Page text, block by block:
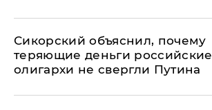
Сикорский объяснил, почему
теряющие деньги российские
олигархи не свергли Путина